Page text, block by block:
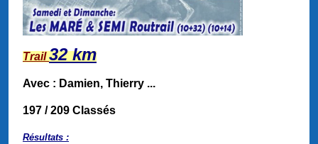
Trail32 km
Avec : Damien, Thierry ...
197 / 209 Classés
Résultats :